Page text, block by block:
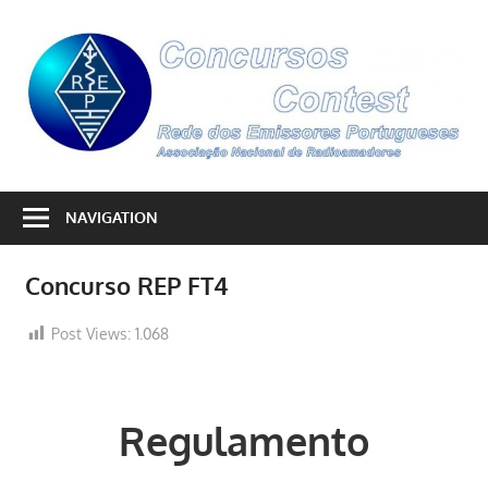
content
REP
NAVIGATION
Concurso REP FT4
Post Views: 1.068
Regulamento